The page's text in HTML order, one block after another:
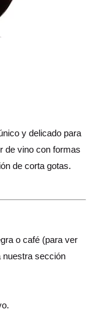
y delicado para
de vino con formas
de corta gotas.
o café (para ver
nuestra sección